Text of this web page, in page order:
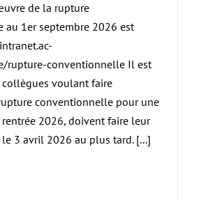
de la rupture
1er septembre 2026 est
rupture-conventionnelle Il est
voulant faire
conventionnelle pour une
2026, doivent faire leur
3 avril 2026 au plus tard. [...]